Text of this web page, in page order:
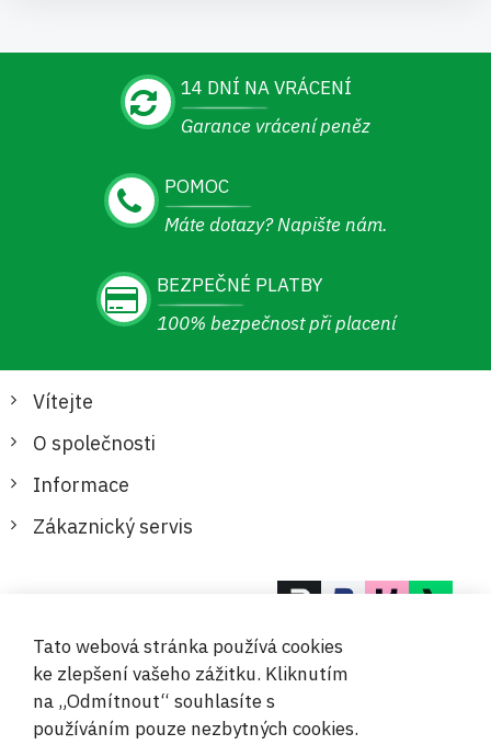
14 DNÍ NA VRÁCENÍ
Garance vrácení peněz
POMOC
Máte dotazy? Napište nám.
BEZPEČNÉ PLATBY
100% bezpečnost při placení
Vítejte
O společnosti
Informace
Zákaznický servis
Tato webová stránka používá cookies
ke zlepšení vašeho zážitku. Kliknutím
na „Odmítnout“ souhlasíte s
používáním pouze nezbytných cookies.